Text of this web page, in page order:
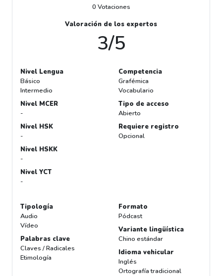
0 Votaciones
Valoración de los expertos
3/5
Nivel Lengua
Básico
Intermedio
Nivel MCER
-
Nivel HSK
-
Nivel HSKK
-
Nivel YCT
-
Competencia
Grafémica
Vocabulario
Tipo de acceso
Abierto
Requiere registro
Opcional
Tipología
Audio
Vídeo
Palabras clave
Claves / Radicales
Etimología
Formato
Pódcast
Variante lingüística
Chino estándar
Idioma vehicular
Inglés
Ortografía tradicional